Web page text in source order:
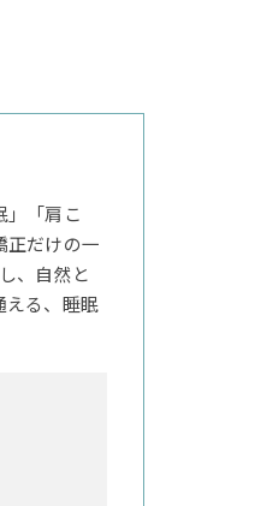
」「肩こ
正だけの一
、自然と
える、睡眠